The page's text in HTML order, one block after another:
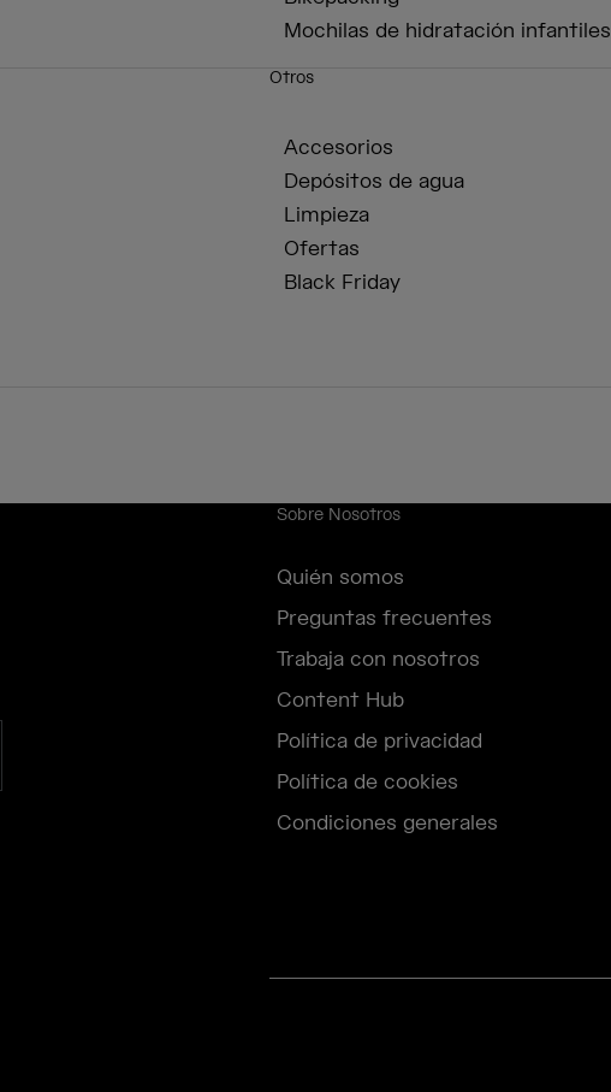
Mochilas de hidratación infantiles
Otros
Accesorios
Depósitos de agua
Limpieza
Ofertas
Black Friday
Sobre Nosotros
Quién somos
Preguntas frecuentes
Trabaja con nosotros
Content Hub
Política de privacidad
Política de cookies
Condiciones generales